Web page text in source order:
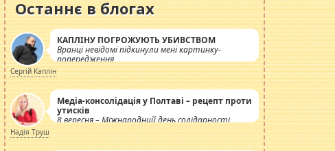
Останнє в блогах
КАПЛІНУ ПОГРОЖУЮТЬ УБИВСТВОМ
Вранці невідомі підкинули мені картинку-
попередження
Сергій Каплін
Медіа-консолідація у Полтаві – рецепт проти
утисків
8 вересня – Міжнародний день солідарності
журналістів.
Надія Труш